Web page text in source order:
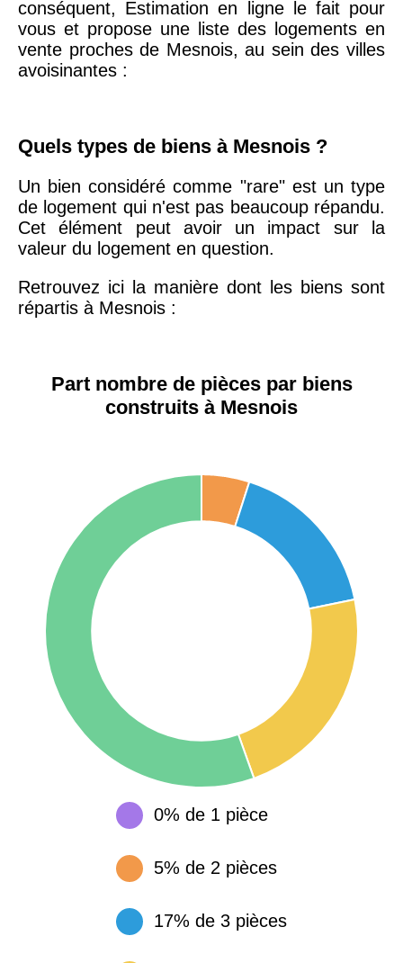
arrondissement
75019 -Paris
75013 -Paris
13ème
10 073 € 11 085 €
42000 -Saint-
1 404 € 2 013 €
11 454 €
75016 -Paris
16ème
arrondissement
15 155 €
83000 - Toulon
38000 -Grenoble 3 382 €
conséquent, Estimation en ligne le fait pour
vous et propose une liste des logements en
vente proches de Mesnois, au sein des villes
avoisinantes :
Quels types de biens à Mesnois ?
Un bien considéré comme "rare" est un type
de logement qui n'est pas beaucoup répandu.
Cet élément peut avoir un impact sur la
valeur du logement en question.
Retrouvez ici la manière dont les biens sont
répartis à Mesnois :
Part nombre de pièces par biens
construits à Mesnois
0% de 1 pièce
5% de 2 pièces
17% de 3 pièces